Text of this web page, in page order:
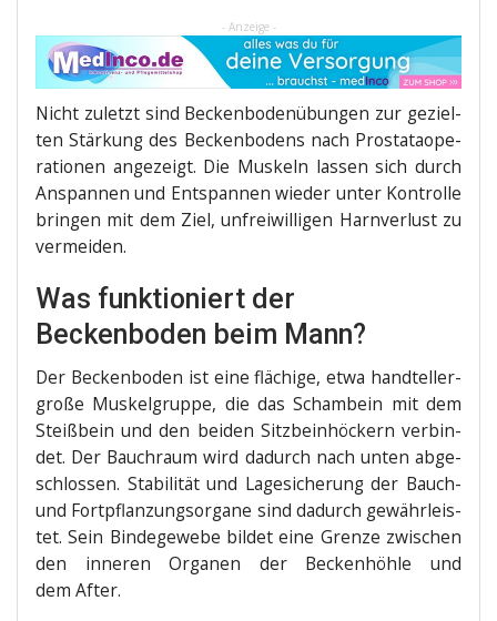
- Anzeige -
Nicht zuletzt sind Becken­bo­den­übun­gen zur geziel­
ten Stär­kung des Becken­bo­dens nach Pro­sta­ta­ope­
ra­tio­nen ange­zeigt. Die Mus­keln las­sen sich durch
Anspan­nen und Ent­span­nen wie­der unter Kon­trol­le
brin­gen mit dem Ziel, unfrei­wil­li­gen Harn­ver­lust zu
vermeiden.
Was funktioniert der
Beckenboden beim Mann?
Der Becken­bo­den ist eine flä­chi­ge, etwa hand­tel­ler­
gro­ße Mus­kel­grup­pe, die das Scham­bein mit dem
Steiß­bein und den bei­den Sitz­be­in­hö­ckern ver­bin­
det. Der Bauch­raum wird dadurch nach unten abge­
schlos­sen. Sta­bi­li­tät und Lage­si­che­rung der Bauch-
und Fort­pflan­zungs­or­ga­ne sind dadurch gewähr­leis­
tet. Sein Bin­de­ge­we­be bil­det eine Gren­ze zwi­schen
den inne­ren Orga­nen der Becken­höh­le und
dem After.